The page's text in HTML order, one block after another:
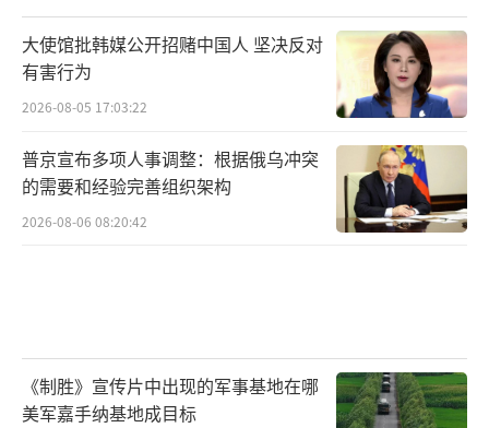
大使馆批韩媒公开招赌中国人 坚决反对
有害行为
2026-08-05 17:03:22
普京宣布多项人事调整：根据俄乌冲突
的需要和经验完善组织架构
2026-08-06 08:20:42
《制胜》宣传片中出现的军事基地在哪
美军嘉手纳基地成目标